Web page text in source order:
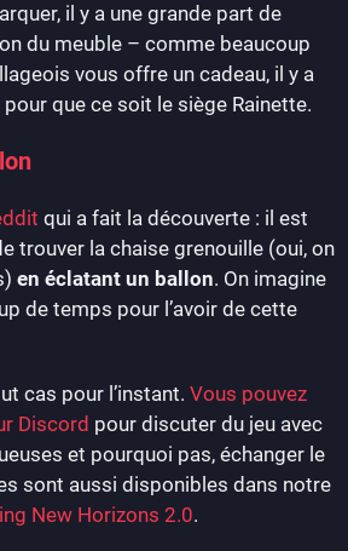
il y a une grande part de
du meuble – comme beaucoup
vous offre un cadeau, il y a
que ce soit le siège Rainette.
qui a fait la découverte : il est
trouver la chaise grenouille (oui, on
en éclatant un ballon. On imagine
de temps pour l’avoir de cette
cas pour l’instant. Vous pouvez
Discord pour discuter du jeu avec
et pourquoi pas, échanger le
sont aussi disponibles dans notre
New Horizons 2.0.